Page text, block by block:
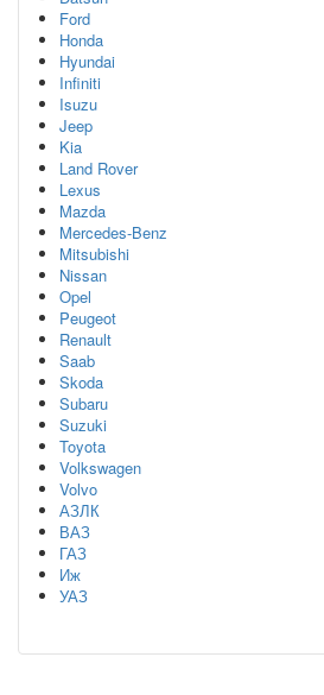
Ford
Honda
Hyundai
Infiniti
Isuzu
Jeep
Kia
Land Rover
Lexus
Mazda
Mercedes-Benz
Mitsubishi
Nissan
Opel
Peugeot
Renault
Saab
Skoda
Subaru
Suzuki
Toyota
Volkswagen
Volvo
АЗЛК
ВАЗ
ГАЗ
Иж
УАЗ